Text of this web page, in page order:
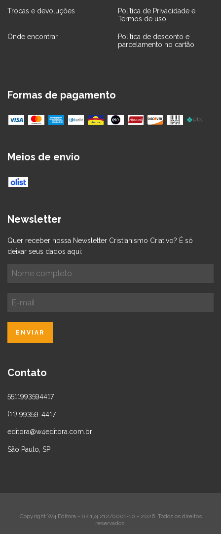
Trocas e devoluções
Política de Privacidade e
Termos de uso
Onde encontrar
Política de desconto e
parcelamento no cartão
Formas de pagamento
Meios de envio
Newsletter
Quer receber nossa Newsletter Cristianismo Criativo? É só
deixar seus dados aqui:
Contato
5511993594417
(11) 99359-4417
editora@w4editora.com.br
São Paulo, SP
Copyright W4 Editora - 02.174.212/0001-10 - 2026. Todos os direitos
reservados.